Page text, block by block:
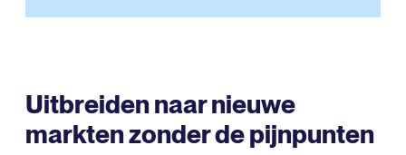
Uitbreiden naar nieuwe
markten zonder de pijnpunten